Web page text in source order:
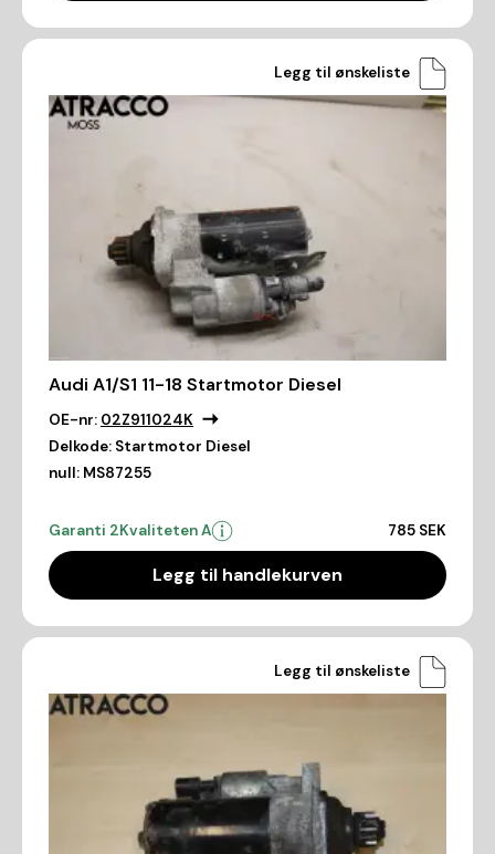
Legg til ønskeliste
Audi A1/S1 11-18 Startmotor Diesel
OE-nr: 02Z911024K
Delkode: Startmotor Diesel
null: MS87255
Garanti 2Kvaliteten A 785 SEK
Legg til handlekurven
Legg til ønskeliste